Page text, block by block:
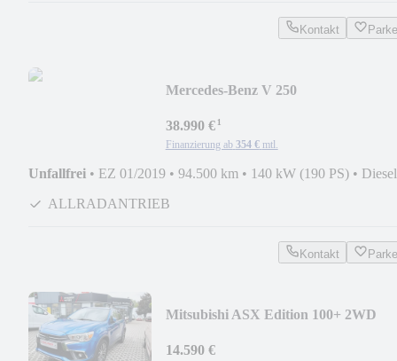
Kontakt
Mercedes-Benz V 250
38.990 €¹
Finanzierung ab 354 € mtl.
Unfallfrei • EZ 01/2019 • 94.500 km • 140 kW (190 PS) • Diesel
ALLRADANTRIEB
Kontakt
Mitsubishi ASX Edition 100+ 2WD
14.590 €